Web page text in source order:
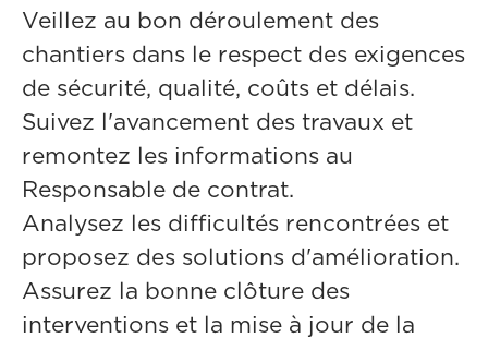
Veillez au bon déroulement des
chantiers dans le respect des exigences
de sécurité, qualité, coûts et délais.
Suivez l'avancement des travaux et
remontez les informations au
Responsable de contrat.
Analysez les difficultés rencontrées et
proposez des solutions d'amélioration.
Assurez la bonne clôture des
interventions et la mise à jour de la